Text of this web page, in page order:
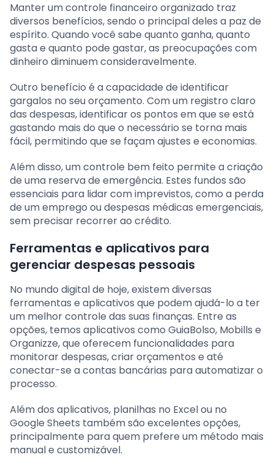
Manter um controle financeiro organizado traz
diversos benefícios, sendo o principal deles a paz de
espírito. Quando você sabe quanto ganha, quanto
gasta e quanto pode gastar, as preocupações com
dinheiro diminuem consideravelmente.
Outro benefício é a capacidade de identificar
gargalos no seu orçamento. Com um registro claro
das despesas, identificar os pontos em que se está
gastando mais do que o necessário se torna mais
fácil, permitindo que se façam ajustes e economias.
Além disso, um controle bem feito permite a criação
de uma reserva de emergência. Estes fundos são
essenciais para lidar com imprevistos, como a perda
de um emprego ou despesas médicas emergenciais,
sem precisar recorrer ao crédito.
Ferramentas e aplicativos para
gerenciar despesas pessoais
No mundo digital de hoje, existem diversas
ferramentas e aplicativos que podem ajudá-lo a ter
um melhor controle das suas finanças. Entre as
opções, temos aplicativos como GuiaBolso, Mobills e
Organizze, que oferecem funcionalidades para
monitorar despesas, criar orçamentos e até
conectar-se a contas bancárias para automatizar o
processo.
Além dos aplicativos, planilhas no Excel ou no
Google Sheets também são excelentes opções,
principalmente para quem prefere um método mais
manual e customizável.